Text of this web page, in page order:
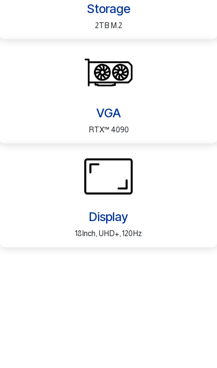
Storage
2TB M.2
VGA
RTX™ 4090
Display
18Inch, UHD+, 120Hz